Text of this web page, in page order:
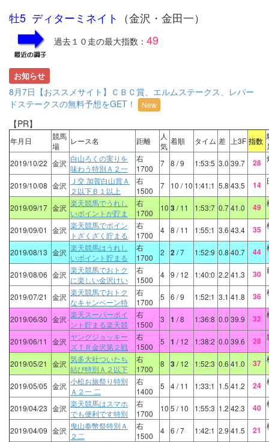
牡5 ディターミネイト （金沢・金田一）
過去１０走の最大指数： 49
お知らせ
8月7日【おススメサイト】ＣＢＣ賞、エルムステークス、レパー
ドステークスの無料予想をGET！
New
【PR】
年月日
競馬
場
レース名 距離
人
気
着順 タイム 差 上3F 指数
2019/10/22 金沢 白山ろくの実りを
味わう特別Ａ２一
右
1700
7 8 / 9 1:53:5 3.0 39.7 28
2019/10/08 金沢
Ｊ交 加賀白山賞Ａ
２以下Ｂ１以上
右
1500
7 10 / 10 1:41:1 5.8 43.5 14
2019/09/17 金沢 楽天競馬でうれし
いポイントが貯ま
右
1700
10 3/ 11 1:53:7 0.741.0 49
2019/09/01 金沢 楽天競馬でポイン
トざくざく貯まる
右
1700
4 8 / 11 1:55:1 3.6 43.4 35
2019/08/13 金沢 楽天競馬はうれし
いポイント貯まる
右
1700
2 2/ 7 1:52:9 0.8 40.7 44
2019/08/06 金沢 楽天競馬でおトク
に楽しい金沢けい
右
1500
4 9 / 12 1:40:0 2.2 41.3 30
2019/07/21 金沢 楽天競馬でおトク
なキャンペーン特
右
1700
5 6 / 9 1:52:1 3.1 41.8 36
2019/06/30 金沢 楽天スーパーポイ
ント貯まる楽天競
右
1500
3 1 / 8 1:36:8 0.0 39.9 32
2019/06/11 金沢 ヤングジョッキー
ズＴＲ金沢第２戦
右
1500
5 1 / 12 1:38:2 0.0 39.6 28
2019/05/21 金沢 気多大社ついたち
結び特別Ａ２以下
右
1700
8 3/ 12 1:52:3 0.6 41.0 37
2019/05/05 金沢 小松お旅祭り特別
Ａ２一 二
右
1400
5 4/ 11 1:33:1 1.5 41.2 24
2019/04/23 金沢 楽天競馬はスマホ
でも便利です特別
右
1700
10 5 / 10 1:55:3 1.2 42.3 40
2019/04/09 金沢 曳山奉幣祭特別Ａ
２二
右
1500
4 6 / 7 1:42:1 2.9 41.5 21